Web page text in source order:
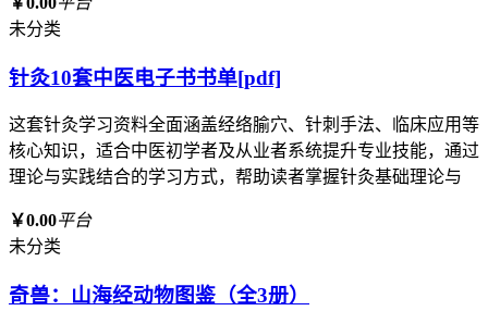
未分类
针灸10套中医电子书书单[pdf]
这套针灸学习资料全面涵盖经络腧穴、针刺手法、临床应用等
核心知识，适合中医初学者及从业者系统提升专业技能，通过
理论与实践结合的学习方式，帮助读者掌握针灸基础理论与
￥0.00平台
未分类
奇兽：山海经动物图鉴（全3册）